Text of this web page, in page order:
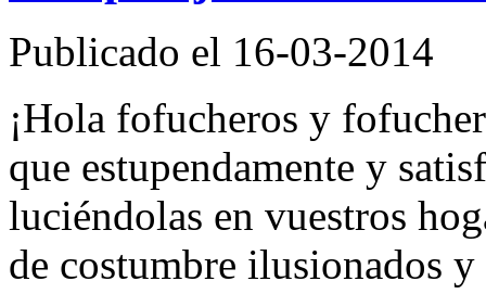
Publicado el 16-03-2014
¡Hola fofucheros y
que estupendamente y
luciéndolas en vuestros
de costumbre ilusionados